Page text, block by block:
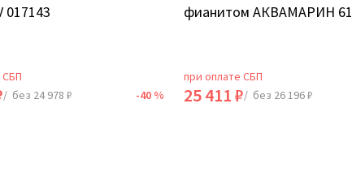
017143
СБП
/ без 24 978 ₽ -40 %
фианитом АКВАМАРИН
при оплате СБП
25 411 ₽/ без 26 196 ₽